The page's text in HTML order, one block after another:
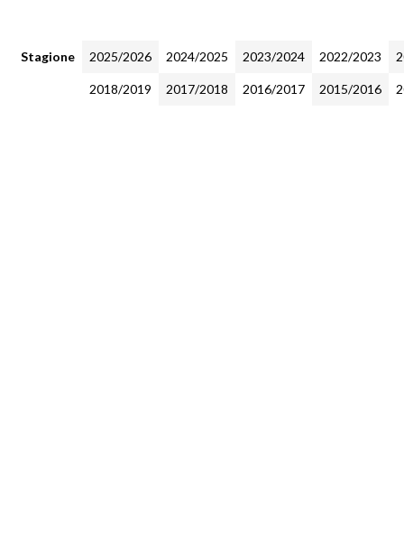
Stagione 2025/2026 2024/2025 2023/2024 2022/2023
2018/2019 2017/2018 2016/2017 2015/2016